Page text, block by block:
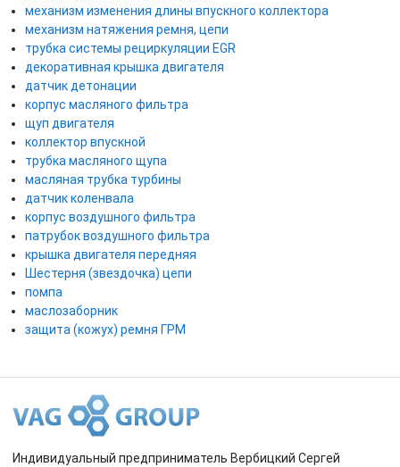
механизм изменения длины впускного коллектора
механизм натяжения ремня, цепи
трубка системы рециркуляции EGR
декоративная крышка двигателя
датчик детонации
корпус масляного фильтра
щуп двигателя
коллектор впускной
трубка масляного щупа
масляная трубка турбины
датчик коленвала
корпус воздушного фильтра
патрубок воздушного фильтра
крышка двигателя передняя
Шестерня (звездочка) цепи
помпа
маслозаборник
защита (кожух) ремня ГРМ
Индивидуальный предприниматель Вербицкий Сергей